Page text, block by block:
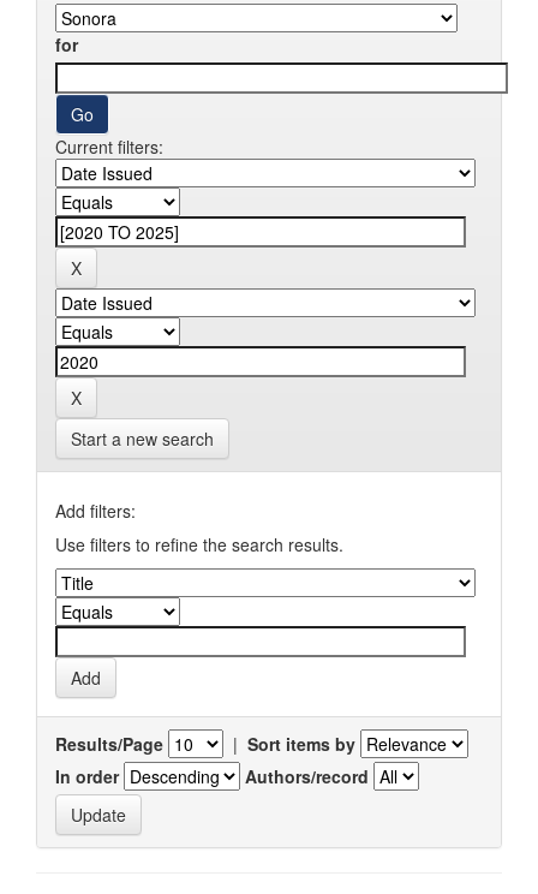
for
Current filters:
Start a new search
Add filters:
Use filters to refine the search results.
Results/Page | Sort items by
In order
Authors/record